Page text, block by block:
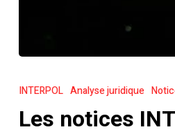
notices
expliquées
INTERPOL Analyse juridique
Les notices